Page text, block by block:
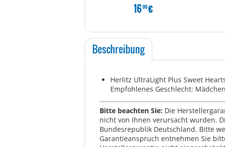
1600€
Beschreibung
Herlitz UltraLight Plus Sweet
Empfohlenes Geschlecht:
Bitte beachten Sie: Die
nicht von Ihnen verursacht wurden.
Bundesrepublik Deutschland. Bitte
Garantieanspruch entnehmen Sie